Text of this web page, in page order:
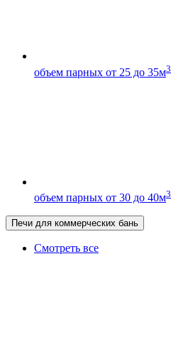
объем парных от 25 до 35м3
объем парных от 30 до 40м3
Печи для коммерческих бань
Смотреть все